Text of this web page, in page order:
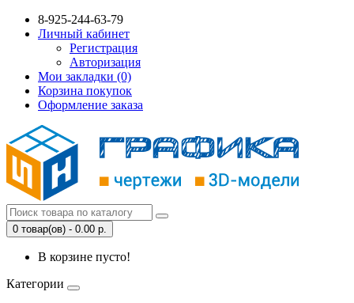
8-925-244-63-79
Личный кабинет
Регистрация
Авторизация
Мои закладки (0)
Корзина покупок
Оформление заказа
0 товар(ов) - 0.00 р.
В корзине пусто!
Категории